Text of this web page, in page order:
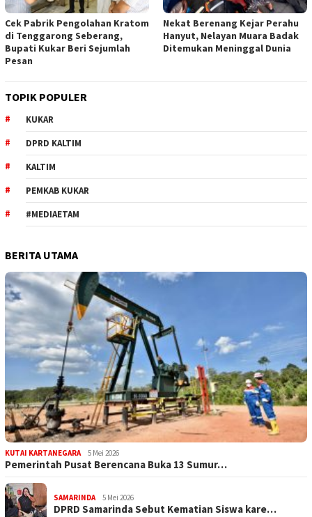
Cek Pabrik Pengolahan Kratom
di Tenggarong Seberang,
Bupati Kukar Beri Sejumlah
Pesan
Nekat Berenang Kejar Perahu
Hanyut, Nelayan Muara Badak
Ditemukan Meninggal Dunia
TOPIK POPULER
KUKAR
DPRD KALTIM
KALTIM
PEMKAB KUKAR
#MEDIAETAM
BERITA UTAMA
KUTAI KARTANEGARA 5 Mei 2026
Pemerintah Pusat Berencana Buka 13 Sumur…
SAMARINDA 5 Mei 2026
DPRD Samarinda Sebut Kematian Siswa kare…